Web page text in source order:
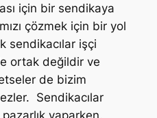
için bir sendikaya
çözmek için bir yol
sendikacılar işçi
ortak değildir ve
de bizim
Sendikacılar
yaparken,